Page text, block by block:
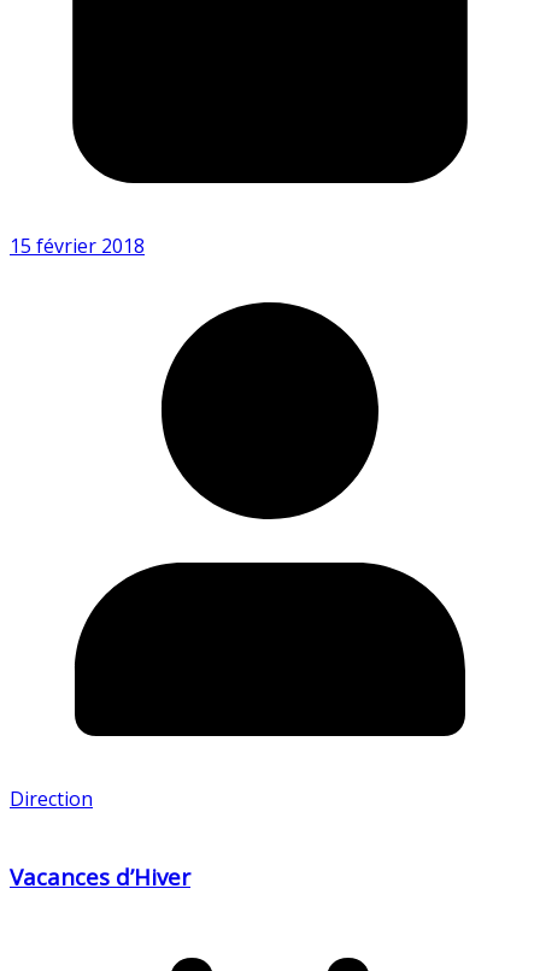
15 février 2018
Direction
Vacances d’Hiver